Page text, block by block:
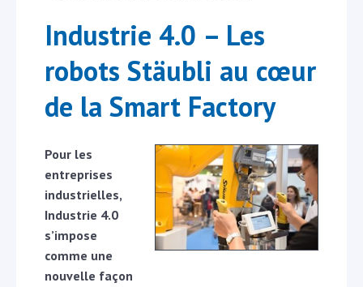
Industrie 4.0 – Les
robots Stäubli au cœur
de la Smart Factory
Pour les
entreprises
industrielles,
Industrie 4.0
s’impose
comme une
nouvelle façon